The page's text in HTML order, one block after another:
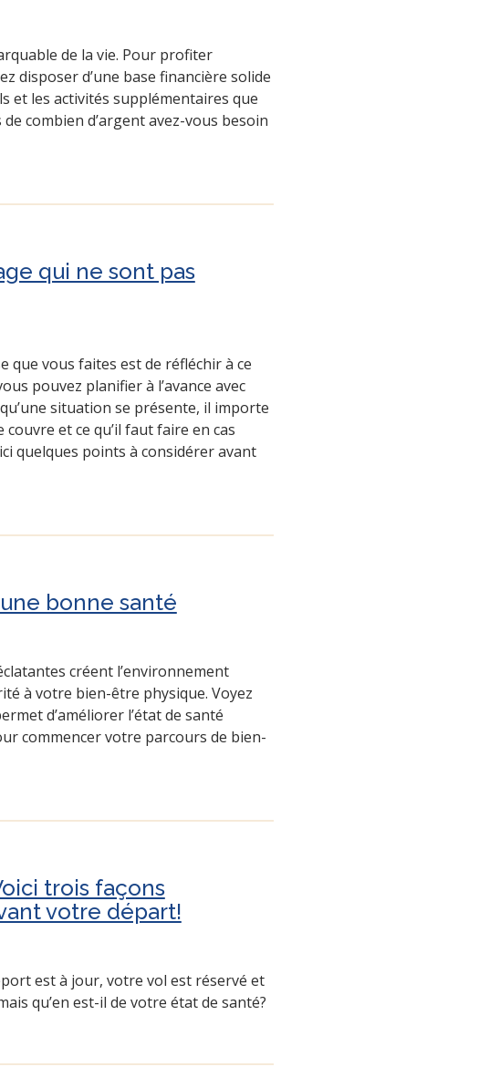
de la vie. Pour profiter
disposer d’une base financière solide
et les activités supplémentaires que
combien d’argent avez-vous besoin
qui ne sont pas
que vous faites est de réfléchir à ce
pouvez planifier à l’avance avec
situation se présente, il importe
et ce qu’il faut faire en cas
quelques points à considérer avant
bonne santé
créent l’environnement
à votre bien-être physique. Voyez
d’améliorer l’état de santé
commencer votre parcours de bien-
trois façons
votre départ!
est à jour, votre vol est réservé et
qu’en est-il de votre état de santé?